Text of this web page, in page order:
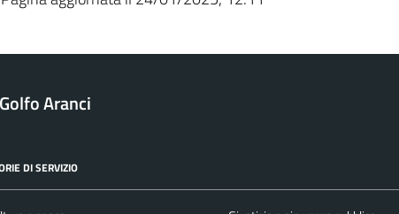
Aranci
DI SERVIZIO